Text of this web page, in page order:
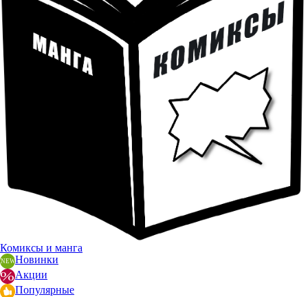
Комиксы и манга
Новинки
Акции
Популярные